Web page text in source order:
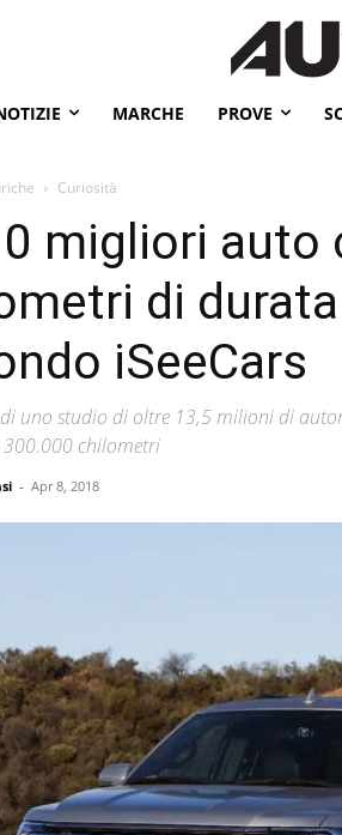
MARCHE PROVE
Curiosità
migliori auto
di durata
iSeeCars
uno studio di oltre 13,5 milioni di
chilometri
- Apr 8, 2018